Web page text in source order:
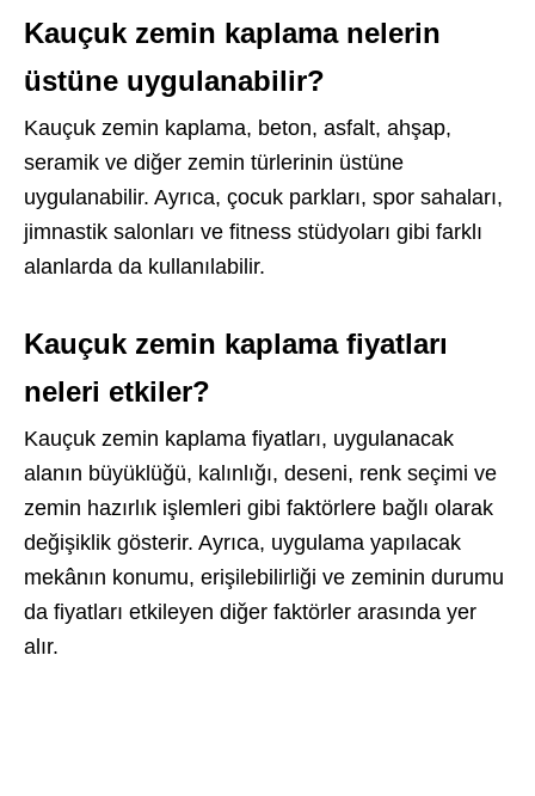
Kauçuk zemin kaplama nelerin
üstüne uygulanabilir?
Kauçuk zemin kaplama, beton, asfalt, ahşap,
seramik ve diğer zemin türlerinin üstüne
uygulanabilir. Ayrıca, çocuk parkları, spor sahaları,
jimnastik salonları ve fitness stüdyoları gibi farklı
alanlarda da kullanılabilir.
Kauçuk zemin kaplama fiyatları
neleri etkiler?
Kauçuk zemin kaplama fiyatları, uygulanacak
alanın büyüklüğü, kalınlığı, deseni, renk seçimi ve
zemin hazırlık işlemleri gibi faktörlere bağlı olarak
değişiklik gösterir. Ayrıca, uygulama yapılacak
mekânın konumu, erişilebilirliği ve zeminin durumu
da fiyatları etkileyen diğer faktörler arasında yer
alır.